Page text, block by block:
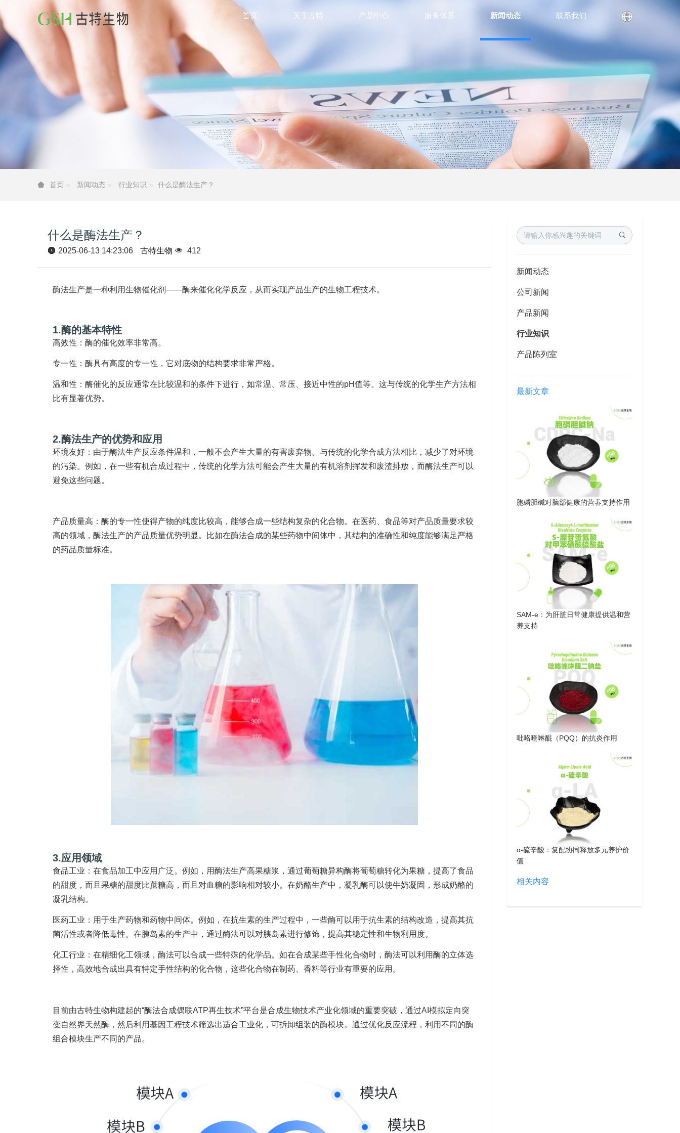
首页 关于古特 产品中心 服务体系 新闻动态 联系我们
首页 新闻动态 行业知识 什么是酶法生产？
什么是酶法生产？
2025-06-13 14:23:06 古特生物 412
酶法生产是一种利用生物催化剂——酶来催化化学反应，从而实现产品生产的生物工程技术。
1.酶的基本特性
高效性：酶的催化效率非常高。
专一性：酶具有高度的专一性，它对底物的结构要求非常严格。
温和性：酶催化的反应通常在比较温和的条件下进行，如常温、常压、接近中性的pH值等。这与传统的化学生产方法相
比有显著优势。
2.酶法生产的优势和应用
环境友好：由于酶法生产反应条件温和，一般不会产生大量的有害废弃物。与传统的化学合成方法相比，减少了对环境
的污染。例如，在一些有机合成过程中，传统的化学方法可能会产生大量的有机溶剂挥发和废渣排放，而酶法生产可以
避免这些问题。
产品质量高：酶的专一性使得产物的纯度比较高，能够合成一些结构复杂的化合物。在医药、食品等对产品质量要求较
高的领域，酶法生产的产品质量优势明显。比如在酶法合成的某些药物中间体中，其结构的准确性和纯度能够满足严格
的药品质量标准。
3.应用领域
食品工业：在食品加工中应用广泛。例如，用酶法生产高果糖浆，通过葡萄糖异构酶将葡萄糖转化为果糖，提高了食品
的甜度，而且果糖的甜度比蔗糖高，而且对血糖的影响相对较小。在奶酪生产中，凝乳酶可以使牛奶凝固，形成奶酪的
凝乳结构。
医药工业：用于生产药物和药物中间体。例如，在抗生素的生产过程中，一些酶可以用于抗生素的结构改造，提高其抗
菌活性或者降低毒性。在胰岛素的生产中，通过酶法可以对胰岛素进行修饰，提高其稳定性和生物利用度。
化工行业：在精细化工领域，酶法可以合成一些特殊的化学品。如在合成某些手性化合物时，酶法可以利用酶的立体选
择性，高效地合成出具有特定手性结构的化合物，这些化合物在制药、香料等行业有重要的应用。
目前由古特生物构建起的“酶法合成偶联ATP再生技术”平台是合成生物技术产业化领域的重要突破，通过AI模拟定向突
变自然界天然酶，然后利用基因工程技术筛选出适合工业化，可拆卸组装的酶模块。通过优化反应流程，利用不同的酶
组合模块生产不同的产品。
新闻动态
公司新闻
产品新闻
行业知识
产品陈列室
最新文章
胞磷胆碱对脑部健康的营养支持作用
SAM-e：为肝脏日常健康提供温和营
养支持
吡咯喹啉醌（PQQ）的抗炎作用
α-硫辛酸：复配协同释放多元养护价
值
相关内容